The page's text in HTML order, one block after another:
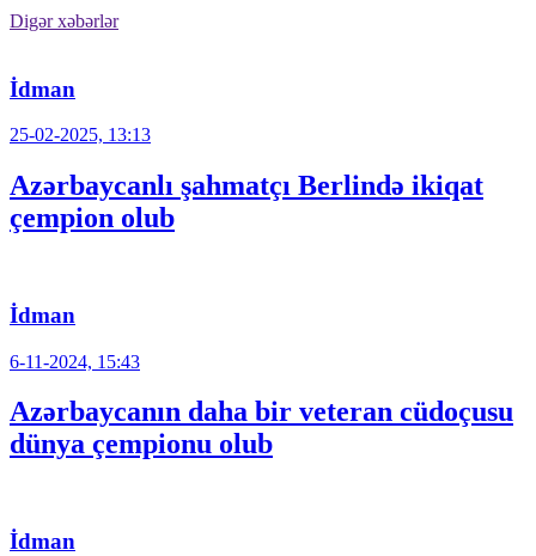
Digər xəbərlər
İdman
25-02-2025, 13:13
Azərbaycanlı şahmatçı Berlində ikiqat
çempion olub
İdman
6-11-2024, 15:43
Azərbaycanın daha bir veteran cüdoçusu
dünya çempionu olub
İdman